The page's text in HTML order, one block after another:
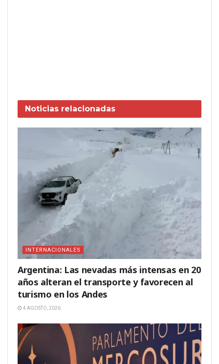
Noticias relacionadas
INTERNACIONALES
Argentina: Las nevadas más intensas en 20
años alteran el transporte y favorecen al
turismo en los Andes
4 AGOSTO, 2026